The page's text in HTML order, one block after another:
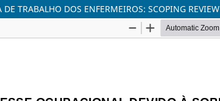
TRABALHO DOS ENFERMEIROS: SCOPING REVIEW